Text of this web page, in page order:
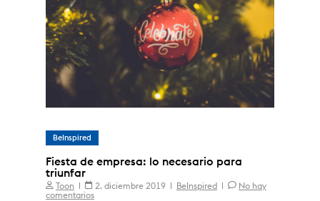
BeInspired
Fiesta de empresa: lo necesario para
triunfar
Toon 2. diciembre 2019 BeInspired
No hay
comentarios